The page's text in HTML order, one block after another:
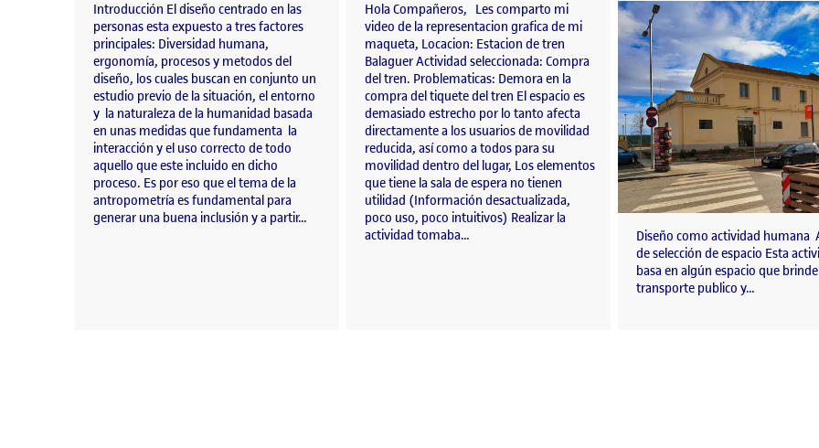
Introducción El diseño centrado en las
personas esta expuesto a tres factores
principales: Diversidad humana,
ergonomía, procesos y metodos del
diseño, los cuales buscan en conjunto un
estudio previo de la situación, el entorno
y la naturaleza de la humanidad basada
en unas medidas que fundamenta la
interacción y el uso correcto de todo
aquello que este incluido en dicho
proceso. Es por eso que el tema de la
antropometría es fundamental para
generar una buena inclusión y a partir…
Hola Compañeros, Les comparto mi
video de la representacion grafica de mi
maqueta, Locacion: Estacion de tren
Balaguer Actividad seleccionada: Compra
del tren. Problematicas: Demora en la
compra del tiquete del tren El espacio es
demasiado estrecho por lo tanto afecta
directamente a los usuarios de movilidad
reducida, así como a todos para su
movilidad dentro del lugar, Los elementos
que tiene la sala de espera no tienen
utilidad (Información desactualizada,
poco uso, poco intuitivos) Realizar la
actividad tomaba…
Diseño como actividad humana
de selección de espacio Esta
basa en algún espacio que
transporte publico y…